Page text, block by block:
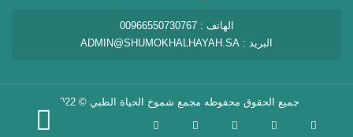
الهاتف : 00966550730767
البريد : ADMIN@SHUMOKHALHAYAH.SA
جميع الحقوق محفوظه مجمع شموخ الحياة الطبي © 2022